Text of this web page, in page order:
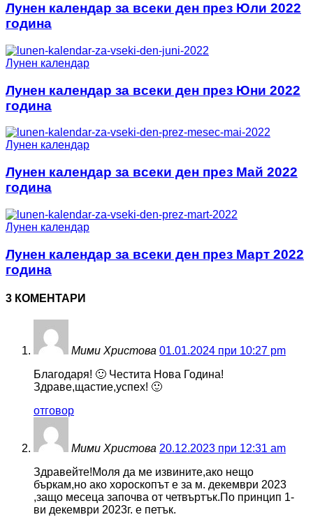
Лунен календар за всеки ден през Юли 2022
година
Лунен календар
Лунен календар за всеки ден през Юни 2022
година
Лунен календар
Лунен календар за всеки ден през Май 2022
година
Лунен календар
Лунен календар за всеки ден през Март 2022
година
3 КОМЕНТАРИ
Мими Христова 01.01.2024 при 10:27 pm
Благодаря! 🙂 Честита Нова Година!
Здраве,щастие,успех! 🙂
отговор
Мими Христова 20.12.2023 при 12:31 am
Здравейте!Моля да ме извините,ако нещо
бъркам,но ако хороскопът е за м. декември 2023
,защо месеца започва от четвъртък.По принцип 1-
ви декември 2023г. е петък.